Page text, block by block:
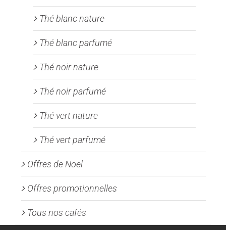
Thé blanc nature
Thé blanc parfumé
Thé noir nature
Thé noir parfumé
Thé vert nature
Thé vert parfumé
Offres de Noel
Offres promotionnelles
Tous nos cafés